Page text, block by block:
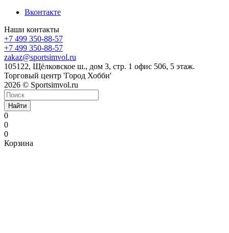
Вконтакте
Наши контакты
+7 499 350-88-57
+7 499 350-88-57
zakaz@sportsimvol.ru
105122, Щёлковское ш., дом 3, стр. 1 офис 506, 5 этаж.
Торговый центр 'Город Хобби'
2026 © Sportsimvol.ru
Найти
0
0
0
Корзина